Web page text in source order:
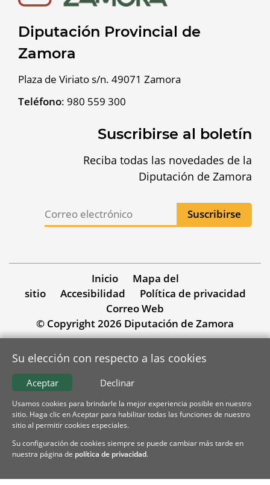
Diputación Provincial de
Zamora
Plaza de Viriato s/n. 49071 Zamora
Teléfono: 980 559 300
Suscribirse al boletín
Reciba todas las novedades de la
Diputación de Zamora
Inicio
Mapa del
sitio
Accesibilidad
Política de privacidad
Correo Web
© Copyright 2026 Diputación de Zamora
Su elección con respecto a las cookies
Declinar
Aceptar
Usamos cookies para brindarle la mejor experiencia posible en nuestro
sitio. Haga clic en Aceptar para habilitar todas las funciones de nuestro
sitio al permitir cookies especiales.
Su configuración de cookies siempre se puede cambiar más tarde en
nuestra página de política de privacidad.